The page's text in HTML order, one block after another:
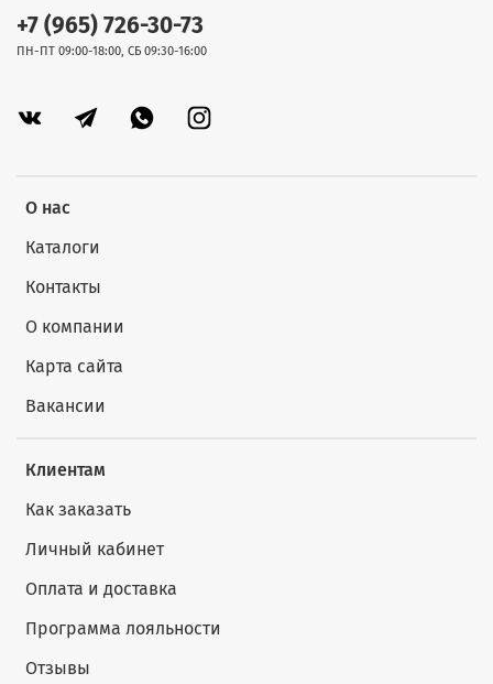
О нас
Каталоги
Контакты
О компании
Карта сайта
Вакансии
Клиентам
Как заказать
Личный кабинет
Оплата и доставка
Программа лояльности
Отзывы
+7 (965) 726-30-73
ПН-ПТ 09:00-18:00, СБ 09:30-16:00